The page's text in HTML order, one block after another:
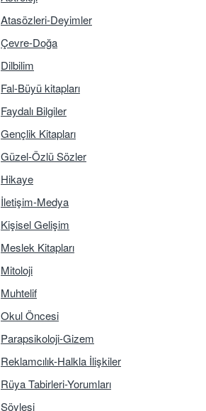
Atasözleri-Deyimler
Çevre-Doğa
Dilbilim
Fal-Büyü kitapları
Faydalı Bilgiler
Gençlik Kitapları
Güzel-Özlü Sözler
Hikaye
İletişim-Medya
Kişisel Gelişim
Meslek Kitapları
Mitoloji
Muhtelif
Okul Öncesi
Parapsikoloji-Gizem
Reklamcılık-Halkla İlişkiler
Rüya Tabirleri-Yorumları
Söyleşi